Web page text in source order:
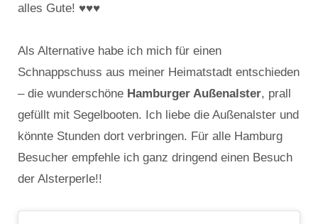
alles Gute! ♥♥♥
Als Alternative habe ich mich für einen
Schnappschuss aus meiner Heimatstadt entschieden
– die wunderschöne Hamburger Außenalster, prall
gefüllt mit Segelbooten. Ich liebe die Außenalster und
könnte Stunden dort verbringen. Für alle Hamburg
Besucher empfehle ich ganz dringend einen Besuch
der Alsterperle!!